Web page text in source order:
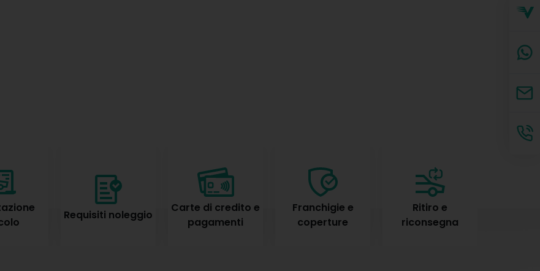
Requisiti noleggio
Carte di credito e
pagamenti
Franchigie e
coperture
Ritiro e
riconsegna